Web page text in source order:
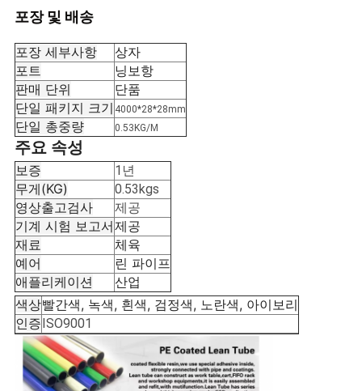
회
를
요
청
하
다
사
이
트
맵
포장 및 배송
포장 세부사항
상자
포트
닝보항
판매 단위
단품
단일 패키지 크기 4000*28*28mm
단일 총중량 0.53KG/M
주요 속성
보증 1년
무게(KG) 0.53kgs
영상출고검사 제공
기계 시험 보고서제공
재료
체육
예어
린 파이프
애플리케이션
산업
색상빨간색, 녹색, 흰색, 검정색, 노란색, 아이보리
인증 ISO9001